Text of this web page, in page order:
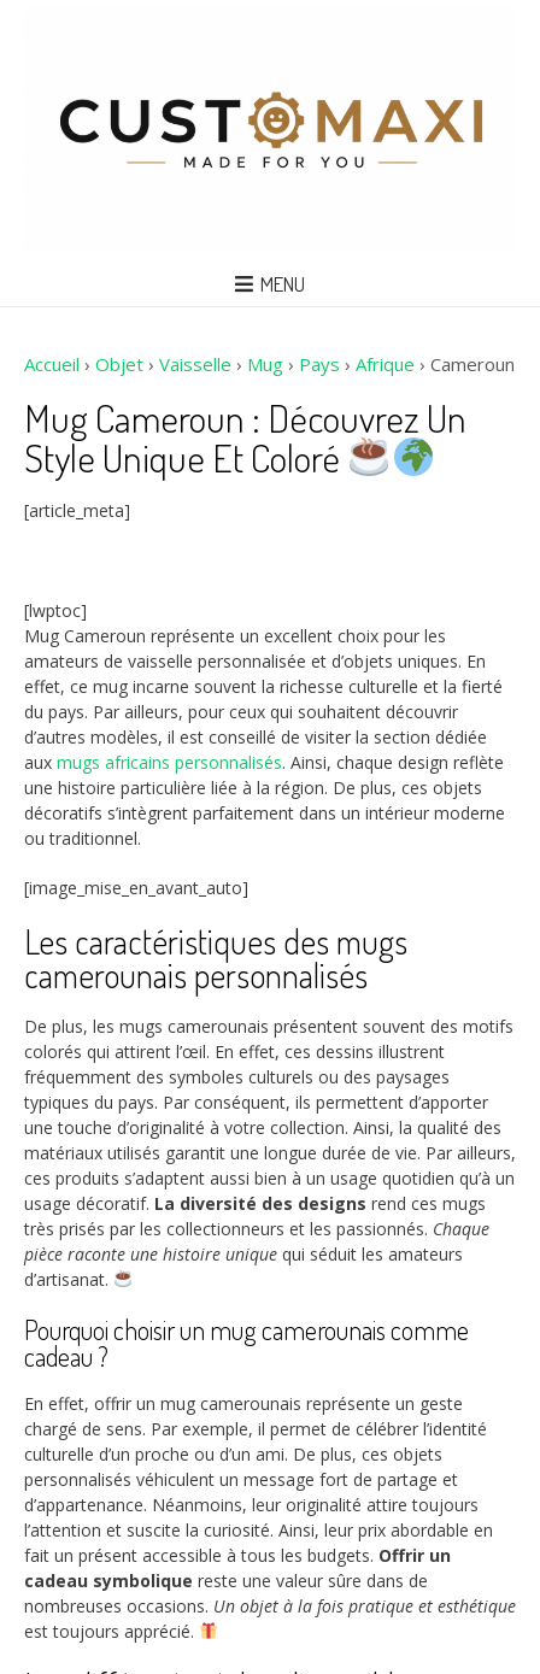
MENU
Accueil › Objet › Vaisselle › Mug › Pays › Afrique › Cameroun
Mug Cameroun : Découvrez Un
Style Unique Et Coloré
[article_meta]
[lwptoc]
Mug Cameroun représente un excellent choix pour les
amateurs de vaisselle personnalisée et d’objets uniques. En
effet, ce mug incarne souvent la richesse culturelle et la fierté
du pays. Par ailleurs, pour ceux qui souhaitent découvrir
d’autres modèles, il est conseillé de visiter la section dédiée
aux mugs africains personnalisés. Ainsi, chaque design reflète
une histoire particulière liée à la région. De plus, ces objets
décoratifs s’intègrent parfaitement dans un intérieur moderne
ou traditionnel.
[image_mise_en_avant_auto]
Les caractéristiques des mugs
camerounais personnalisés
De plus, les mugs camerounais présentent souvent des motifs
colorés qui attirent l’œil. En effet, ces dessins illustrent
fréquemment des symboles culturels ou des paysages
typiques du pays. Par conséquent, ils permettent d’apporter
une touche d’originalité à votre collection. Ainsi, la qualité des
matériaux utilisés garantit une longue durée de vie. Par ailleurs,
ces produits s’adaptent aussi bien à un usage quotidien qu’à un
usage décoratif. La diversité des designs rend ces mugs
très prisés par les collectionneurs et les passionnés. Chaque
pièce raconte une histoire unique qui séduit les amateurs
d’artisanat.
Pourquoi choisir un mug camerounais comme
cadeau ?
En effet, offrir un mug camerounais représente un geste
chargé de sens. Par exemple, il permet de célébrer l’identité
culturelle d’un proche ou d’un ami. De plus, ces objets
personnalisés véhiculent un message fort de partage et
d’appartenance. Néanmoins, leur originalité attire toujours
l’attention et suscite la curiosité. Ainsi, leur prix abordable en
fait un présent accessible à tous les budgets. Offrir un
cadeau symbolique reste une valeur sûre dans de
nombreuses occasions. Un objet à la fois pratique et esthétique
est toujours apprécié.